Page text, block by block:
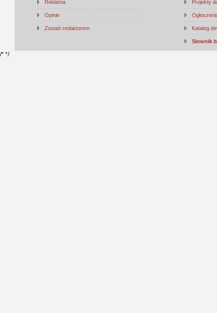
Reklama
Opinie
Zostań redaktorem
Projekty
Katalog
Słownik
/* */